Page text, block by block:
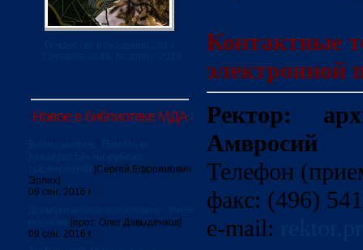
Новое в библиотеке МДА
[Сергей Ефроимович
Эрлих]
09 сен. 2016 г.
[прот. Олег Давыденков]
09 сен. 2016 г.
Контактные
электронной
Ректор:
Амвросий
Телефон
факс: (496)
e-mail: